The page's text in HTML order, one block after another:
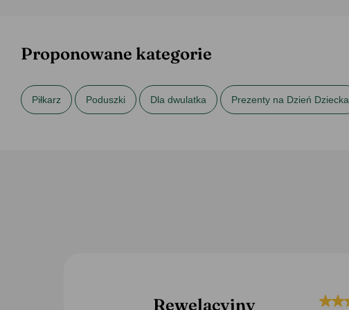
Proponowane kategorie
Piłkarz Poduszki Dla dwulatka Prezenty na Dzień Dziecka
Rewelacyjny